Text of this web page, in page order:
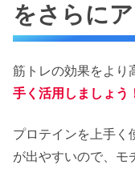
をさらに
筋トレの効果をより
手く活用しましょう
プロテインを上手く
が出やすいので、モ